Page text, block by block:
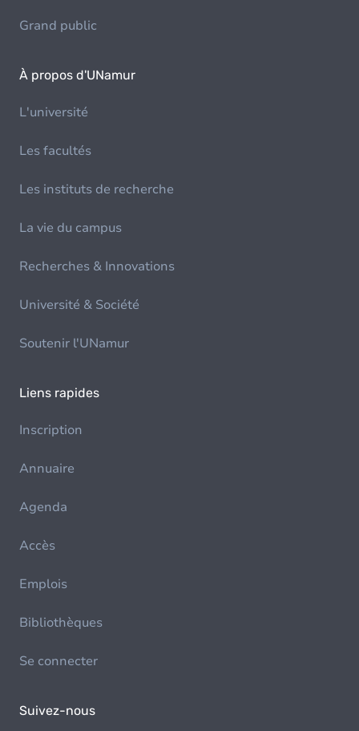
Grand public
À propos d'UNamur
L'université
Les facultés
Les instituts de recherche
La vie du campus
Recherches & Innovations
Université & Société
Soutenir l'UNamur
Liens rapides
Inscription
Annuaire
Agenda
Accès
Emplois
Bibliothèques
Se connecter
Suivez-nous